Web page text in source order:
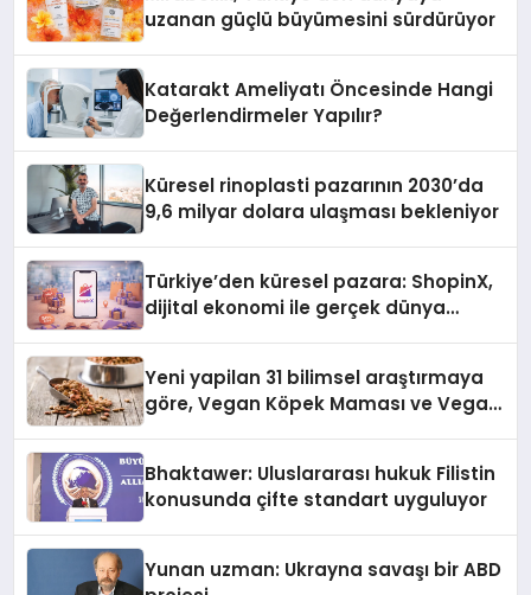
uzanan güçlü büyümesini sürdürüyor
Katarakt Ameliyatı Öncesinde Hangi
Değerlendirmeler Yapılır?
Küresel rinoplasti pazarının 2030’da
9,6 milyar dolara ulaşması bekleniyor
Türkiye’den küresel pazara: ShopinX,
dijital ekonomi ile gerçek dünya
Yeni yapilan 31 bilimsel araştırmaya
göre, Vegan Köpek Maması ve Vegan
Bhaktawer: Uluslararası hukuk Filistin
konusunda çifte standart uyguluyor
Yunan uzman: Ukrayna savaşı bir ABD